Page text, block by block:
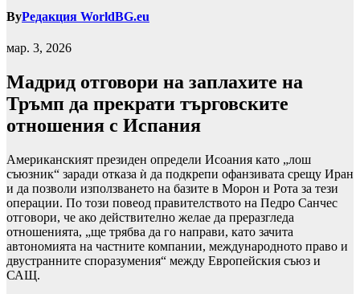
ByРедакция WorldBG.eu
мар. 3, 2026
Мадрид отговори на заплахите на
Тръмп да прекрати търговските
отношения с Испания
Американският президен определи Исоания като „лош
съюзник“ заради отказа ѝ да подкрепи офанзивата срещу Иран
и да позволи използването на базите в Морон и Рота за тези
операции. По този повеод правителството на Педро Санчес
отговори, че ако действително желае да преразгледа
отношенията, „ще трябва да го направи, като зачита
автономията на частните компании, международното право и
двустранните споразумения“ между Европейския съюз и
САЩ.